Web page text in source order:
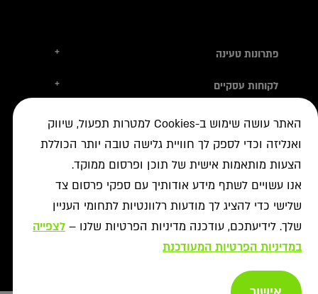
פתרונות טעינה +
טסלה
עמדות טעינה
אביזרי טעינה
עמדות דרך יבואני הרכב
פתרונות לעסקים
רשת ON לטעינת רכבים חשמליים
לקוחות עסקיים +
ניהול צי רכב חשמלי
נדל"ן מסחרי לרשת הטעינה
רשויות ומכרזים
פתרונות ניהול אנרגיה
פתרונות טעינה לאוטובוסים
יעוץ
פתרונות אגירת אנרגיה
כל הפתרונות
מידע שימושי
איתור עמדה ב-ON
אישורים נדרשים
מסמך גילוי
תעודות אחריות
מאגרי מידע
שאלות ותשובות
אודות +
תנאי שימוש
מדיניות פרטיות
מדיניות נגישות
ביטול עסקה
האתר עושה שימוש ב-Cookies למטרות תפעול, שיווק
ואנליזה וכדי לספק לך חוויית גלישה טובה יותר הכוללת
הצעות מותאמות אישית של תוכן ופרסום ממוקד.
אנו עשויים לשתף מידע אודותיך עם ספקי פרסום צד
שלישי כדי להציג לך מודעות רלוונטיות לתחומי העניין
שלך. לידיעתכם, עודכנה מדיניות הפרטיות שלנו – לצפייה
במדיניות הפרטיות המעודכנת